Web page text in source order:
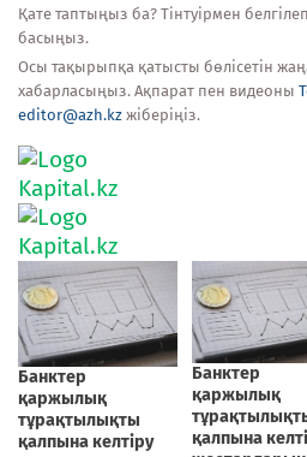
Қате таптыңыз ба? Тінтуірмен
басыңыз.
Осы тақырыпқа қатысты бөлісетін
хабарласыңыз. Ақпарат пен видеоны
editor@azh.kz жіберіңіз.